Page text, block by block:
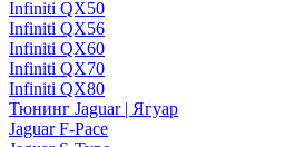
Infiniti QX50
Infiniti QX56
Infiniti QX60
Infiniti QX70
Infiniti QX80
Тюнинг Jaguar | Ягуар
Jaguar F-Pace